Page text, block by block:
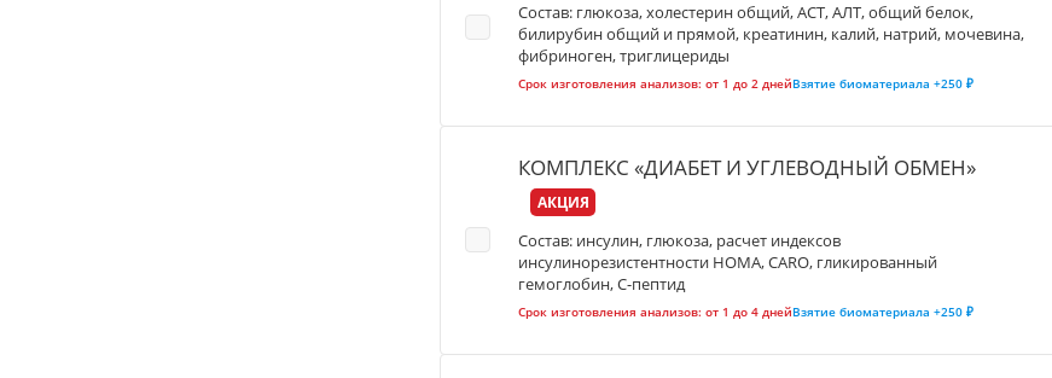
Состав: глюкоза, холестерин общий, АСТ, АЛТ, общий белок,
билирубин общий и прямой, креатинин, калий, натрий, мочевина,
фибриноген, триглицериды
Срок изготовления анализов: от 1 до 2 днейВзятие биоматериала +250 ₽
КОМПЛЕКС «ДИАБЕТ И УГЛЕВОДНЫЙ ОБМЕН»
АКЦИЯ
Состав: инсулин, глюкоза, расчет индексов
инсулинорезистентности HOMA, CARO, гликированный
гемоглобин, С-пептид
Срок изготовления анализов: от 1 до 4 днейВзятие биоматериала +250 ₽